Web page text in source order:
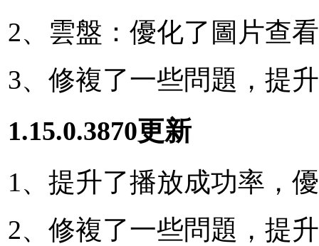
2、雲盤：優化了圖片查
3、修複了一些問題，提
1.15.0.3870更新
1、提升了播放成功率，
2、修複了一些問題，提